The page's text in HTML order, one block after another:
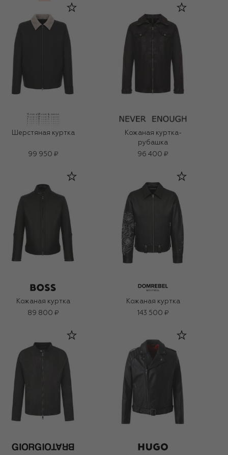
Шерстяная куртка
99 950 ₽
Кожаная куртка-
рубашка
96 400 ₽
Кожаная куртка
89 800 ₽
Кожаная куртка
143 500 ₽